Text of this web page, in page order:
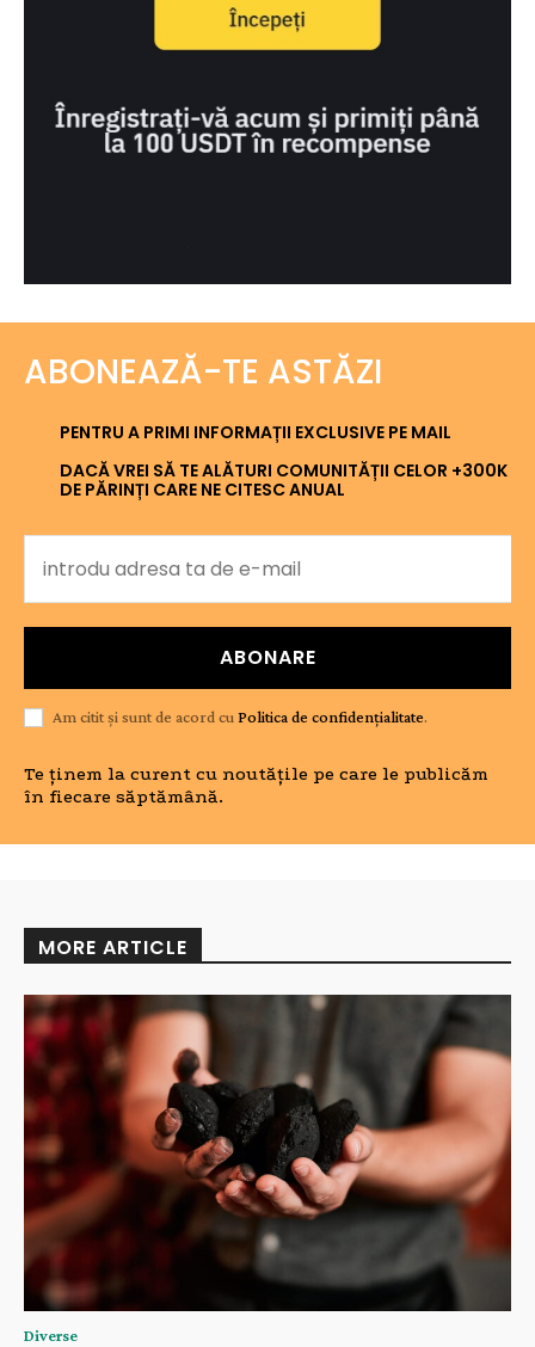
ABONEAZĂ-TE ASTĂZI
PENTRU A PRIMI INFORMAȚII EXCLUSIVE PE MAIL
DACĂ VREI SĂ TE ALĂTURI COMUNITĂȚII CELOR +300K
DE PĂRINȚI CARE NE CITESC ANUAL
ABONARE
Am citit și sunt de acord cu Politica de confidențialitate.
Te ținem la curent cu noutățile pe care le publicăm
în fiecare săptămână.
MORE ARTICLE
Diverse